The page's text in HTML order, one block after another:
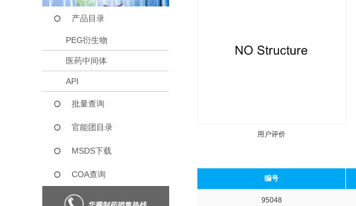
产品目录
PEG衍生物
医药中间体
API
批量查询
官能团目录
MSDS下载
COA查询
用户评价
编号
95048